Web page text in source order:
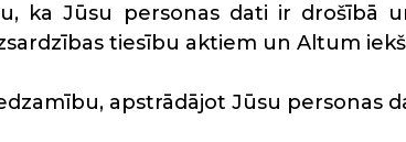
ka Jūsu personas dati ir drošībā
tiesību aktiem un Altum
apstrādājot Jūsu personas